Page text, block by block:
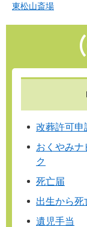
東松山斎場
改葬許可申
おくやみナ
ク
死亡届
出生から死
遺児手当